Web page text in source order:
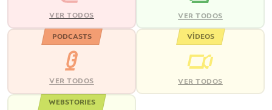
VER TODOS VER TODOS
PODCASTS
VER TODOS
VÍDEOS
VER TODOS
WEBSTORIES